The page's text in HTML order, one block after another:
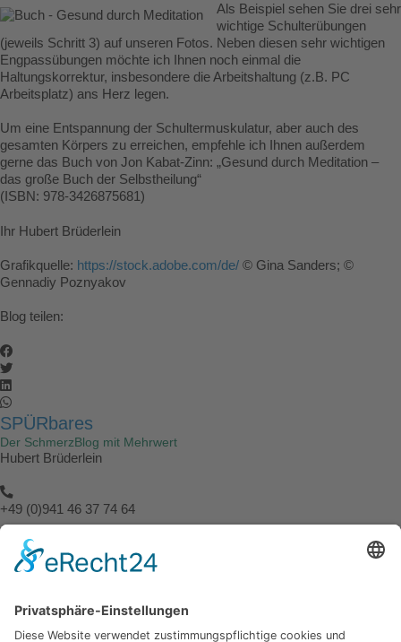
Als Beispiel sehen Sie drei sehr
wichtige Schulterübungen
(jeweils Schritt 3) auf unseren Fotos. Neben diesen sehr wichtigen
Engpassübungen möchte ich Ihnen noch einmal die
Haltungskorrektur, insbesondere die Arbeitshaltung (z.B. PC
Arbeitsplatz) ans Herz legen.
Um eine Entspannung der Schultermuskulatur, aber auch des
gesamten Körpers zu erreichen, empfehle ich Ihnen außerdem
gerne das Buch von Jon Kabat-Zinn: „Gesund durch Meditation –
das große Buch der Selbstheilung“
(ISBN: 978-3426875681)
Ihr Hubert Brüderlein
Grafikquelle: https://stock.adobe.com/de/ © Gina Sanders; ©
Gennadiy Poznyakov
Blog teilen:
SPÜRbares
Der SchmerzBlog mit Mehrwert
Hubert Brüderlein
+49 (0)941 46 37 74 64
info@spuerbares.hubert-bruderlein.com
SPÜRbares